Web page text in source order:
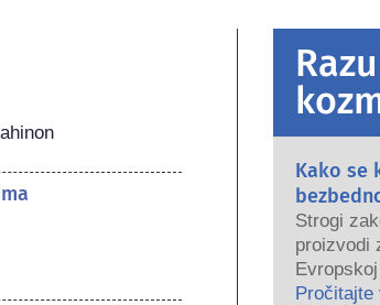
Kako se
Strogi
proizvodi
Pročitajte